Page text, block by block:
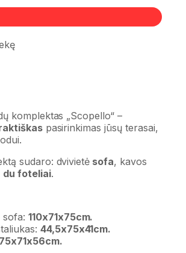
komplektas „Scopello“ –
pasirinkimas jūsų terasai,
sudaro: dvivietė sofa, kavos
du foteliai.
sofa: 110x71x75cm.
44,5x75x41cm.
75x71x56cm.